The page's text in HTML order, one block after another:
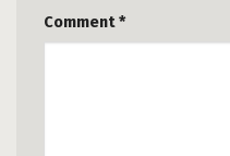
Comment*